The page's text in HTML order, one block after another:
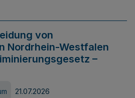
von
Nordrhein-Westfalen
–
21.07.2026